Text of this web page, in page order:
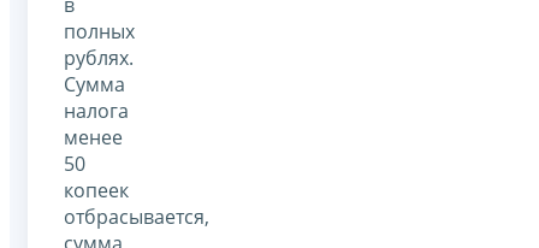
полных
рублях.
Сумма
налога
менее
50
копеек
отбрасывается,
сумма